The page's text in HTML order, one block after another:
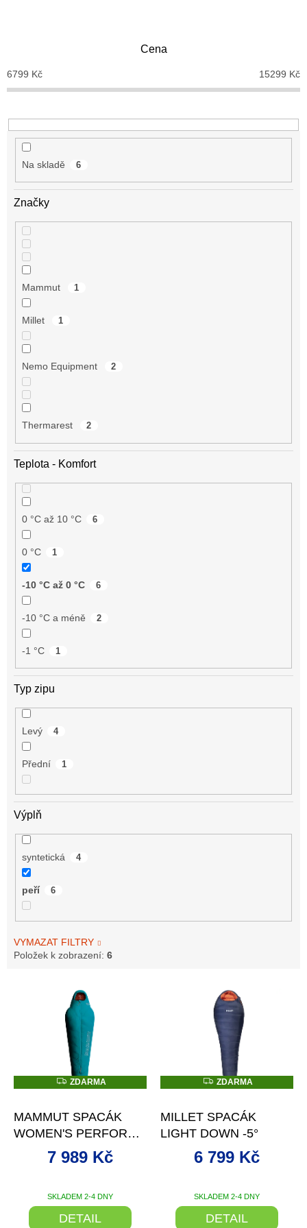
o
d
k
t
Cena
6799 Kč 15299 Kč
Na skladě 6
Značky
Mammut 1
Millet 1
Nemo Equipment 2
Thermarest 2
Teplota - Komfort
0 °C až 10 °C 6
0 °C 1
-10 °C až 0 °C 6
-10 °C a méně 2
-1 °C 1
Typ zipu
Levý 4
Přední 1
Výplň
syntetická 4
peří 6
VYMAZAT FILTRY
Položek k zobrazení: 6
Z
D
M
A
ZDARMA
MAMMUT SPACÁK
WOMEN'S PERFORM
DOWN BAG -10C
SKLADEM 2-4 DNY
7 989 Kč
DETAIL
Z
D
M
A
ZDARMA
MILLET SPACÁK
LIGHT DOWN -5°
SKLADEM 2-4 DNY
6 799 Kč
DETAIL